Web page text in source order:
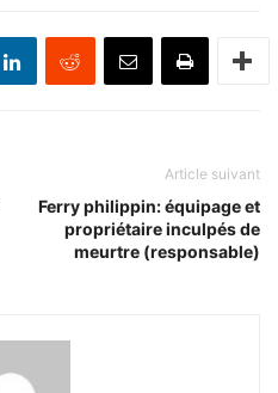
Article suivant
Ferry philippin: équipage et
propriétaire inculpés de
meurtre (responsable)